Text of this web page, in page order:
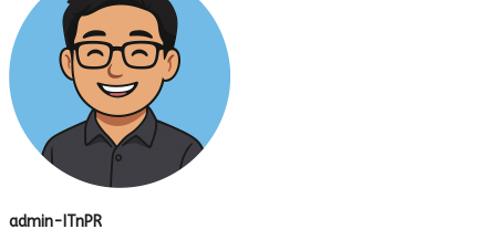
admin-ITnPR